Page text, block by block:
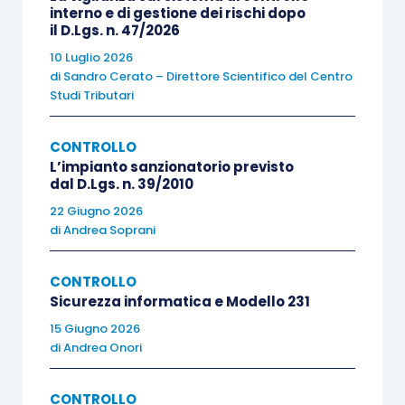
emesso una relazione in merito ad entrambi i
bilanci.
Nel paragrafo dedicato agli “altri aspetti”
presentazione ed un’informativa nel bilancio
inoltre, in tale paragrafo non vanno comunque
inserite informazioni che il revisore abbia
ottenuto dalla direzione nell’ambito
dell’espletamento delle procedure di revisione.
Assirevi, nelQuaderno n. 16/2015, sottolinea
che una circostanza che potrebbe rientrare
interno e di gestione dei rischi dopo
il D.Lgs. n. 47/2026
10 Luglio 2026
di Sandro Cerato – Direttore Scientifico del Centro
Studi Tributari
CONTROLLO
L’impianto sanzionatorio previsto
dal D.Lgs. n. 39/2010
22 Giugno 2026
diAndrea Soprani
CONTROLLO
Sicurezza informatica e Modello 231
15 Giugno 2026
diAndrea Onori
CONTROLLO